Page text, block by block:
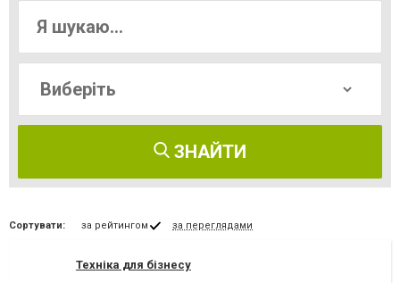
ЗНАЙТИ
Сортувати: за рейтингом за переглядами
Техніка для бізнесу